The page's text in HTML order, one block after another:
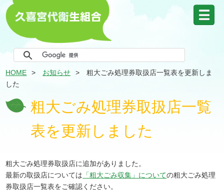
HOME お知らせ
粗大ごみ処理券取扱店一覧表を更新しま
した
粗大ごみ処理券取扱店一覧
表を更新しました
粗大ごみ処理券取扱店に追加がありました。
最新の取扱店については 「粗大ごみ収集」についての粗大ごみ処理
券取扱店一覧表をご確認ください。